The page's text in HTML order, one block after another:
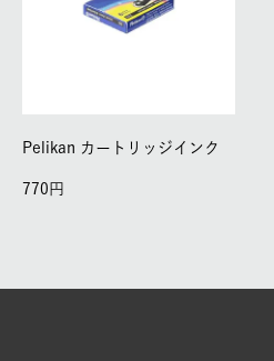
Pelikan カートリッジインク
770